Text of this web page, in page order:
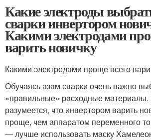
Какие электроды
сварки инвертором
Какими электродами
варить новичку
Какими электродами проще всего
Обучаясь азам сварки очень важно
«правильные» расходные
разумеется, что инвертором варить
проще, чем аппаратом переменного
— лучше использовать маску